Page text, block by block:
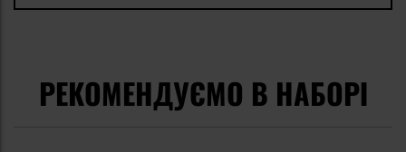
РЕКОМЕНДУЄМО В НАБОРІ